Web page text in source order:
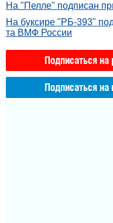
На "Пелле" подписан
На буксире "РБ-393"
та ВМФ России
Подписаться
Подписаться на